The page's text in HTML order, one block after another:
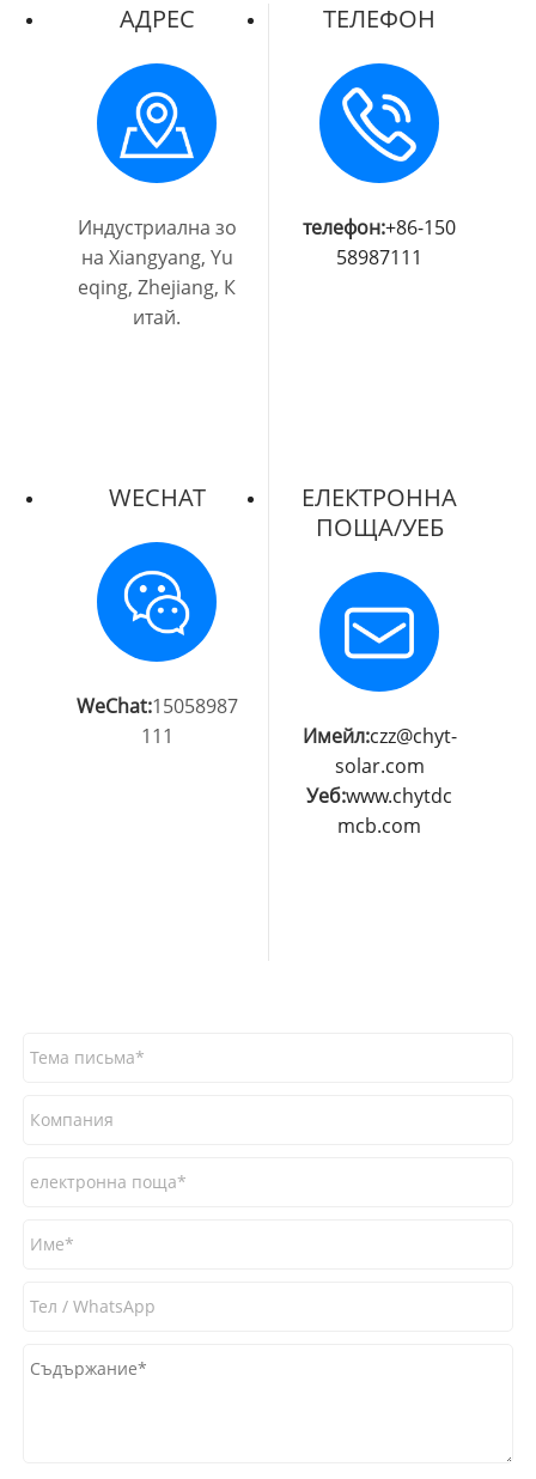
АДРЕС
Индустриална зо
на Xiangyang, Yu
eqing, Zhejiang, К
итай.
ТЕЛЕФОН
телефон:+86-150
58987111
WECHAT
WeChat:15058987
111
ЕЛЕКТРОННА
ПОЩА/УЕБ
Имейл:czz@chyt-
solar.com
Уеб:www.chytdc
mcb.com